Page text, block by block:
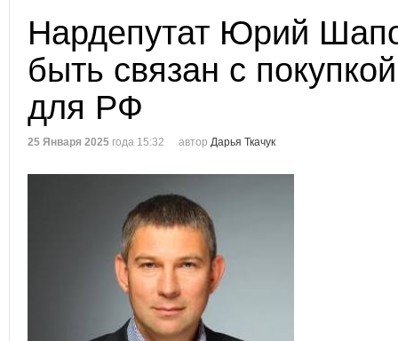
Нардепутат Юрий
быть связан с
для РФ
25 Января 2025 года 15:32 автор Дарья Ткачук